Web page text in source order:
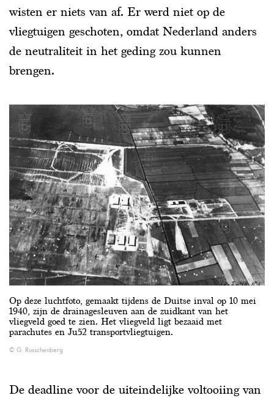
wisten er niets van af. Er werd niet op de
vliegtuigen geschoten, omdat Nederland anders
de neutraliteit in het geding zou kunnen
brengen.
Op deze luchtfoto, gemaakt tijdens de Duitse inval op 10 mei
1940, zijn de drainagesleuven aan de zuidkant van het
vliegveld goed te zien. Het vliegveld ligt bezaaid met
parachutes en Ju52 transportvliegtuigen.
G. Russchenberg
De deadline voor de uiteindelijke voltooiing van